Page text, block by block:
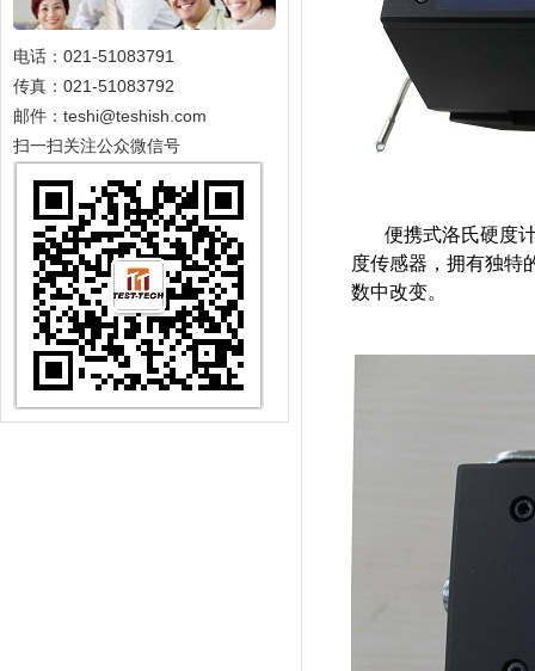
电话：021-51083791
传真：021-51083792
邮件：teshi@teshish.com
扫一扫关注公众微信号
便携式洛氏硬度
度传感器，拥有独特
数中改变。